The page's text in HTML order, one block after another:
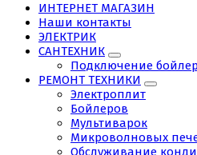
ИНТЕРНЕТ МАГАЗИН
Наши контакты
ЭЛЕКТРИК
САНТЕХНИК
Подключение
РЕМОНТ ТЕХНИКИ
Электроплит
Бойлеров
Мультиварок
Микроволновых
Обслуживание